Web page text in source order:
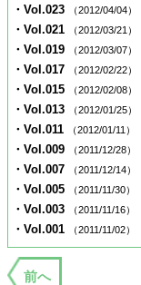
・Vol.023 （2012/04/04）
・Vol.021 （2012/03/21）
・Vol.019 （2012/03/07）
・Vol.017 （2012/02/22）
・Vol.015 （2012/02/08）
・Vol.013 （2012/01/25）
・Vol.011 （2012/01/11）
・Vol.009 （2011/12/28）
・Vol.007 （2011/12/14）
・Vol.005 （2011/11/30）
・Vol.003 （2011/11/16）
・Vol.001 （2011/11/02）
前へ